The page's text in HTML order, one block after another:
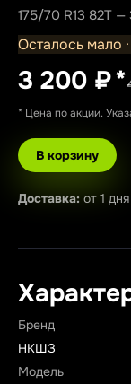
175/70 R13 82T
Осталось мало
3 200 ₽*
* Цена по акции.
В корзину
Доставка: от 1 дня
Бренд
НКШЗ
Модель